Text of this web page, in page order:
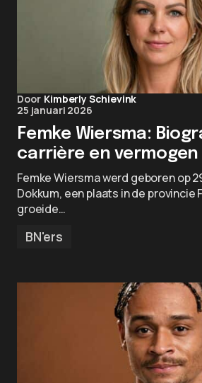
Door Kimberly Schievink
25 januari 2026
Femke Wiersma:
carrière en vermogen
Femke Wiersma werd geboren op
Dokkum, een plaats in de provincie
groeide…
BN'ers